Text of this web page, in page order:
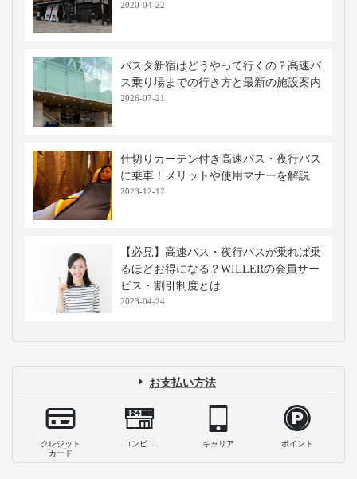
2020-04-22
バスタ新宿はどうやって行くの？高速バ
ス乗り場までの行き方と最新の施設案内
2026-07-21
仕切りカーテン付き高速バス・夜行バス
に乗車！メリットや使用マナーを解説
2023-12-12
【必見】高速バス・夜行バスが乗れば乗
るほどお得になる？WILLERの会員サー
ビス・割引制度とは
2023-04-24
お支払い方法
クレジット
カード
コンビニ キャリア ポイント